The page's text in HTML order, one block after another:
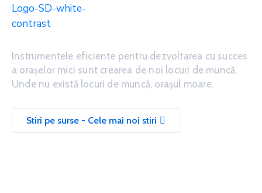
Instrumentele eficiente pentru dezvoltarea cu succes
a oraşelor mici sunt crearea de noi locuri de muncă.
Unde nu există locuri de muncă, oraşul moare.
Stiri pe surse - Cele mai noi stiri